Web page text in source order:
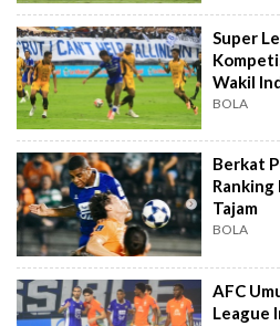
Super
Wakil
BOLA
Berkat
Tajam
BOLA
AFC
League